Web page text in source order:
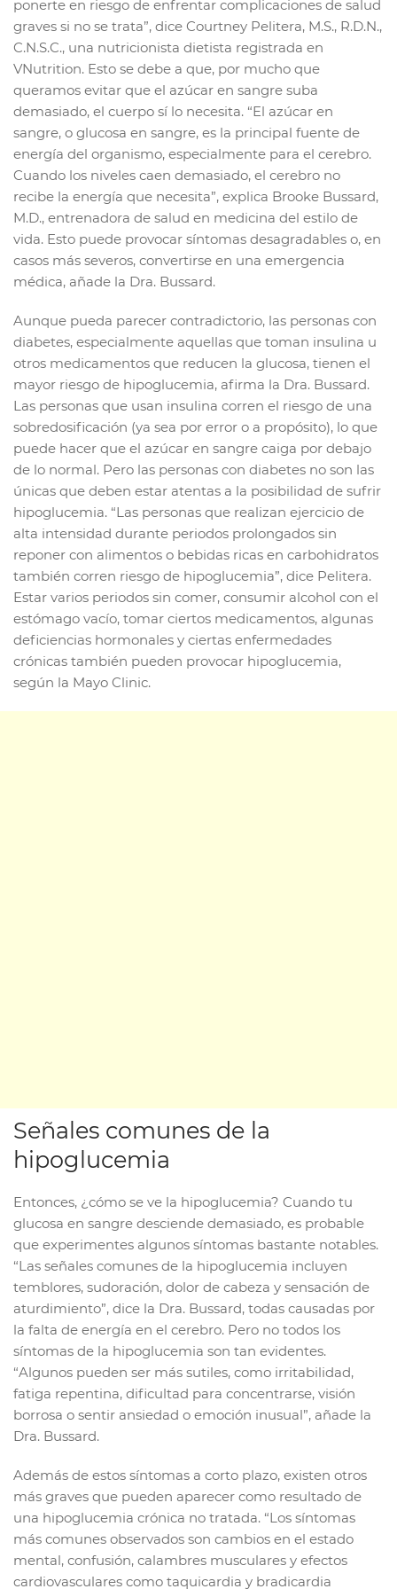
ponerte en riesgo de enfrentar complicaciones de salud
graves si no se trata”, dice Courtney Pelitera, M.S., R.D.N.,
C.N.S.C., una nutricionista dietista registrada en
VNutrition. Esto se debe a que, por mucho que
queramos evitar que el azúcar en sangre suba
demasiado, el cuerpo sí lo necesita. “El azúcar en
sangre, o glucosa en sangre, es la principal fuente de
energía del organismo, especialmente para el cerebro.
Cuando los niveles caen demasiado, el cerebro no
recibe la energía que necesita”, explica Brooke Bussard,
M.D., entrenadora de salud en medicina del estilo de
vida. Esto puede provocar síntomas desagradables o, en
casos más severos, convertirse en una emergencia
médica, añade la Dra. Bussard.
Aunque pueda parecer contradictorio, las personas con
diabetes, especialmente aquellas que toman insulina u
otros medicamentos que reducen la glucosa, tienen el
mayor riesgo de hipoglucemia, afirma la Dra. Bussard.
Las personas que usan insulina corren el riesgo de una
sobredosificación (ya sea por error o a propósito), lo que
puede hacer que el azúcar en sangre caiga por debajo
de lo normal. Pero las personas con diabetes no son las
únicas que deben estar atentas a la posibilidad de sufrir
hipoglucemia. “Las personas que realizan ejercicio de
alta intensidad durante periodos prolongados sin
reponer con alimentos o bebidas ricas en carbohidratos
también corren riesgo de hipoglucemia”, dice Pelitera.
Estar varios periodos sin comer, consumir alcohol con el
estómago vacío, tomar ciertos medicamentos, algunas
deficiencias hormonales y ciertas enfermedades
crónicas también pueden provocar hipoglucemia,
según la Mayo Clinic.
Señales comunes de la
hipoglucemia
Entonces, ¿cómo se ve la hipoglucemia? Cuando tu
glucosa en sangre desciende demasiado, es probable
que experimentes algunos síntomas bastante notables.
“Las señales comunes de la hipoglucemia incluyen
temblores, sudoración, dolor de cabeza y sensación de
aturdimiento”, dice la Dra. Bussard, todas causadas por
la falta de energía en el cerebro. Pero no todos los
síntomas de la hipoglucemia son tan evidentes.
“Algunos pueden ser más sutiles, como irritabilidad,
fatiga repentina, dificultad para concentrarse, visión
borrosa o sentir ansiedad o emoción inusual”, añade la
Dra. Bussard.
Además de estos síntomas a corto plazo, existen otros
más graves que pueden aparecer como resultado de
una hipoglucemia crónica no tratada. “Los síntomas
más comunes observados son cambios en el estado
mental, confusión, calambres musculares y efectos
cardiovasculares como taquicardia y bradicardia